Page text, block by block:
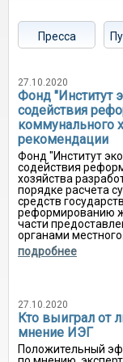
Пресса
27.10.2020
Фонд "Институт
содействия
коммунального
рекомендации
Фонд "Институт
содействия
хозяйства
порядке расчета
средств
реформированию
части
органами местного...
подробнее
27.10.2020
Кто выиграл от
мнение ИЭГ
Положительный